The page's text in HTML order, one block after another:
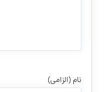
نام (الزامی)